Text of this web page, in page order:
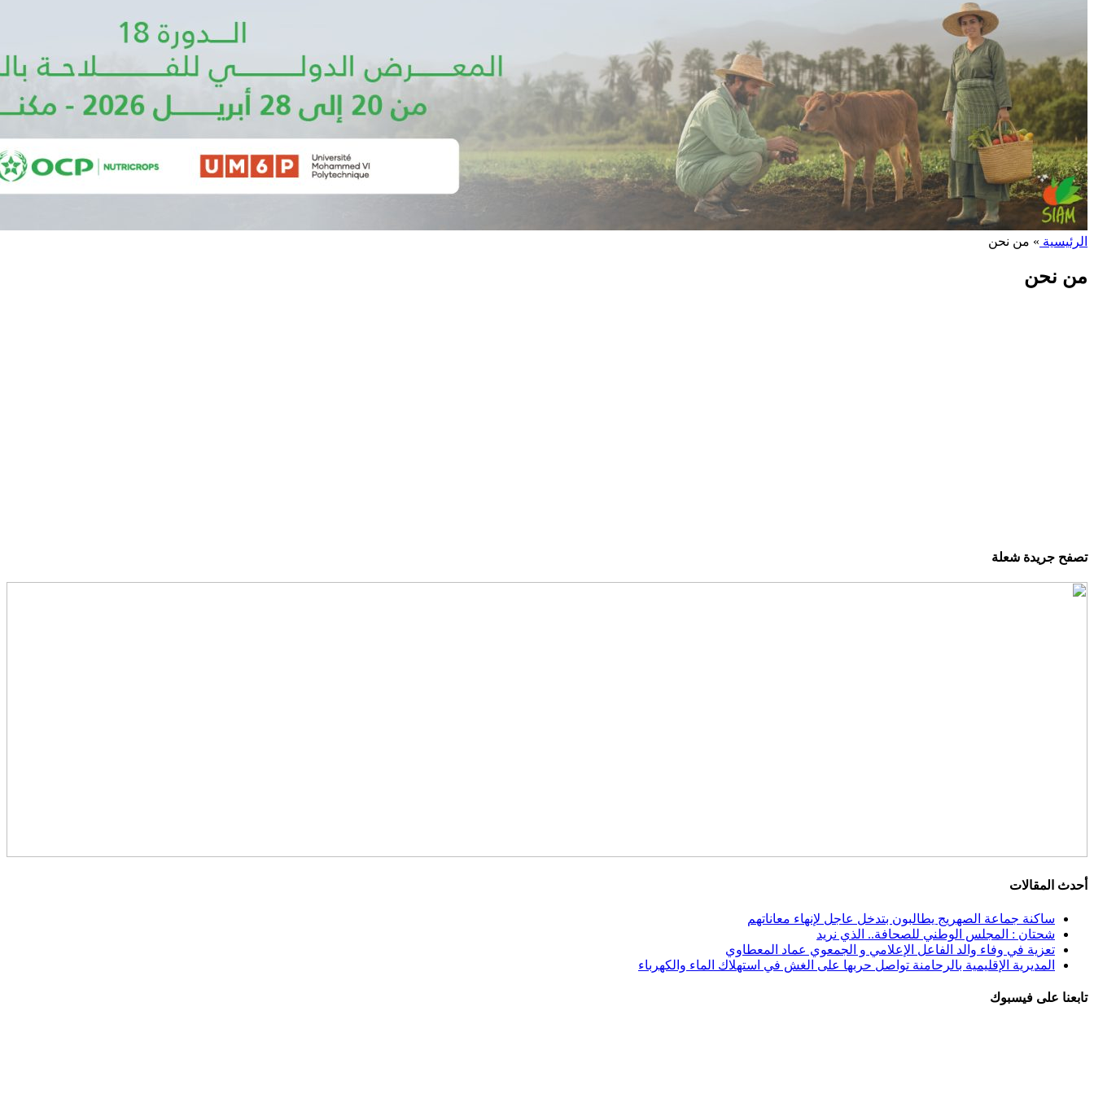
الرئيسية » من نحن
من نحن
تصفح جريدة شعلة
أحدث المقالات
ساكنة جماعة الصهريج يطالبون بتدخل عاجل لإنهاء معاناتهم
شحتان : المجلس الوطني للصحافة.. الذي نريد
تعزية في وفاء والد الفاعل الإعلامي و الجمعوي عماد المعطاوي
المديرية الإقليمية بالرحامنة تواصل حربها على الغش في استهلاك الماء والكهرباء
تابعنا على فيسبوك